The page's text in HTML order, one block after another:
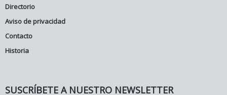
Directorio
Aviso de privacidad
Contacto
Historia
SUSCRÍBETE A NUESTRO NEWSLETTER